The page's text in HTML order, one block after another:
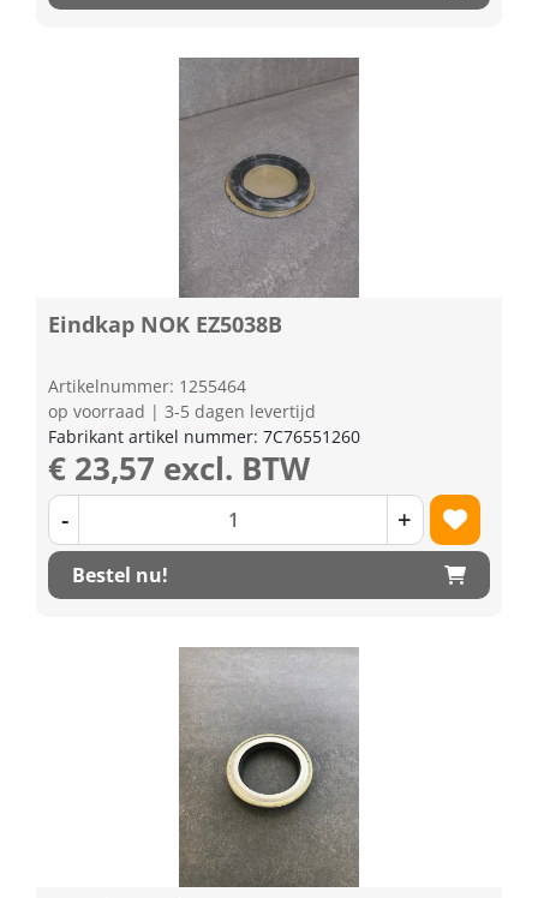
Eindkap NOK EZ5038B
Artikelnummer: 1255464
op voorraad | 3-5 dagen levertijd
Fabrikant artikel nummer: 7C76551260
€ 23,57 excl. BTW
- +
Bestel nu!